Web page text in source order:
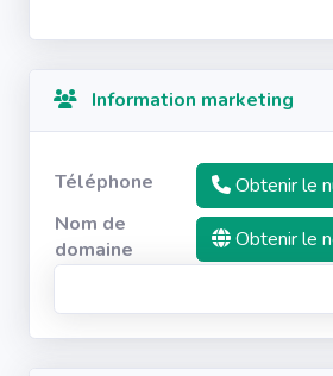
Information marketing
Téléphone
Obtenir le
Nom de
domaine
Obtenir le